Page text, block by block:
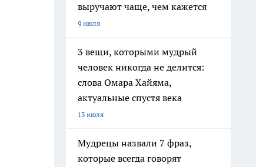
выручают чаще, чем кажется
9 июля
3 вещи, которыми мудрый
человек никогда не делится:
слова Омара Хайяма,
актуальные спустя века
13 июля
Мудрецы назвали 7 фраз,
которые всегда говорят